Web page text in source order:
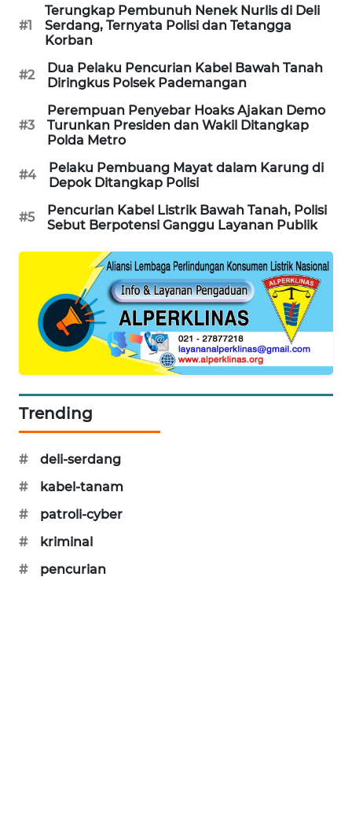
#1
Terungkap Pembunuh Nenek Nurlis di Deli
Serdang, Ternyata Polisi dan Tetangga
Korban
#2
Dua Pelaku Pencurian Kabel Bawah Tanah
Diringkus Polsek Pademangan
#3
Perempuan Penyebar Hoaks Ajakan Demo
Turunkan Presiden dan Wakil Ditangkap
Polda Metro
#4
Pelaku Pembuang Mayat dalam Karung di
Depok Ditangkap Polisi
#5
Pencurian Kabel Listrik Bawah Tanah, Polisi
Sebut Berpotensi Ganggu Layanan Publik
Trending
#
deli-serdang
#
kabel-tanam
#
patroli-cyber
#
kriminal
#
pencurian
MASYARAKAT
KELISTRIKAN
WALINKI
MAWAKA
NET
MKLI
LKKI
PORTAL
FORWAMKI